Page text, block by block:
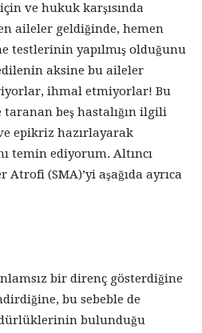
ve hukuk karşısında
aileler geldiğinde, hemen
testlerinin yapılmış olduğunu
aksine bu aileler
ihmal etmiyorlar! Bu
beş hastalığın ilgili
epikriz hazırlayarak
temin ediyorum. Altıncı
(SMA)’yi aşağıda ayrıca
bir direnç gösterdiğine
bu sebeble de
bulunduğu